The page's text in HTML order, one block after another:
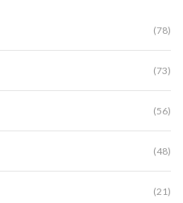
(78)
(73)
(56)
(48)
(21)